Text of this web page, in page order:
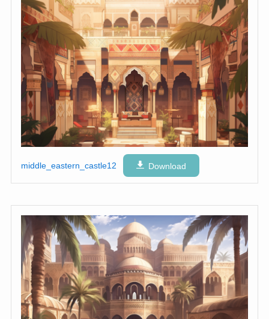
middle_eastern_castle12 Download